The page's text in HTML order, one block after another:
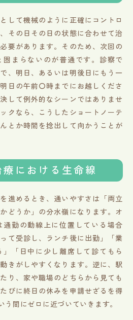
して機械のように正確にコントロ
その日その日の状態に合わせて治
要があります。そのため、次回の
まらないのが普通です。診察で
、明日、あるいは明後日にもう一
日の午前〇時までにお越しくださ
して例外的なシーンではありませ
クなら、こうしたショートノーテ
とか時間を捻出して向かうことが
における生命線
進めるとき、通いやすさは「両立
どうか」の分水嶺になります。オ
通勤の動線上に位置している場合
て受診し、ランチ後に出勤」「業
「日中に少し離席して診てもら
きがしやすくなります。逆に、駅
り、家や職場のどちらから見ても
びに終日の休みを申請せざるを得
間にゼロに近づいていきます。